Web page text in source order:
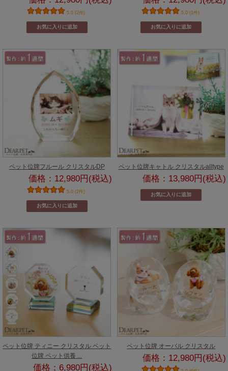
5.0 (2件) 5.0 (1件)
ペット位牌フルール クリスタルDP
価格：12,980円(税込)
5.0 (2件)
ペット位牌キャトル クリスタルalltype
価格：13,980円(税込)
ペット位牌 ティニー クリスタル ペット
位牌 ペット供養 ...
価格：6,980円(税込)
ペット位牌 オーバル クリスタル
価格：12,980円(税込)